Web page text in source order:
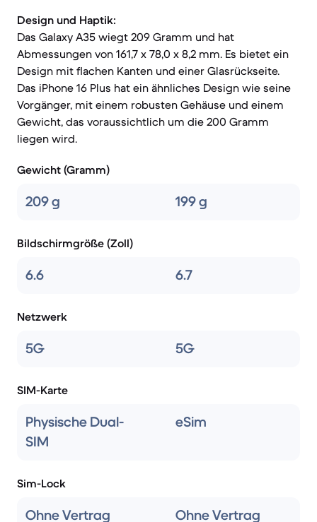
Design und Haptik:
Das Galaxy A35 wiegt 209 Gramm und hat
Abmessungen von 161,7 x 78,0 x 8,2 mm. Es bietet ein
Design mit flachen Kanten und einer Glasrückseite.
Das iPhone 16 Plus hat ein ähnliches Design wie seine
Vorgänger, mit einem robusten Gehäuse und einem
Gewicht, das voraussichtlich um die 200 Gramm
liegen wird.
Gewicht (Gramm)
209 g 199 g
Bildschirmgröße (Zoll)
6.6 6.7
Netzwerk
5G 5G
SIM-Karte
Physische Dual-
SIM
eSim
Sim-Lock
Ohne Vertrag Ohne Vertrag